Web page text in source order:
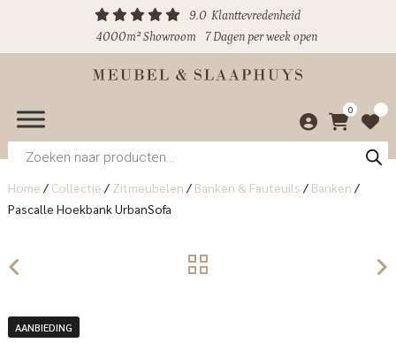
9.0 Klanttevredenheid
4000m² Showroom
7 Dagen per week open
0
Producten
zoeken
Home / Collectie / Zitmeubelen / Banken & Fauteuils / Banken /
Pascalle Hoekbank UrbanSofa
AANBIEDING